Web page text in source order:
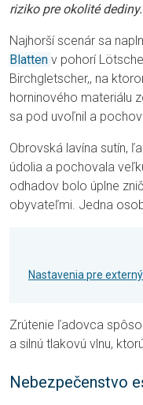
riziko pre okolité
Najhorší scenár sa
Blatten v pohorí
Birchgletscher,, na
horninového materiálu
sa pod uvoľnil a
Obrovská lavína sutín,
údolia a pochovala
odhadov bolo úplne
obyvateľmi. Jedna
Nastavenia pre
Zrútenie ľadovca
a silnú tlakovú vlnu,
Nebezpečenstvo